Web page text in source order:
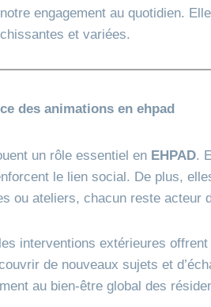
engagement au quotidien.
et variées.
des animations en ehpad
un rôle essentiel en EHPAD.
le lien social. De plus,
ou ateliers, chacun reste acteur
interventions extérieures
de nouveaux sujets et
au bien-être global des